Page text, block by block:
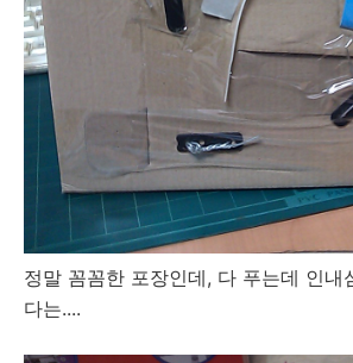
정말 꼼꼼한 포장인데, 다 푸는데 인내
다는....